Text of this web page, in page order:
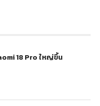
18 Pro ใหญ่ขึ้น